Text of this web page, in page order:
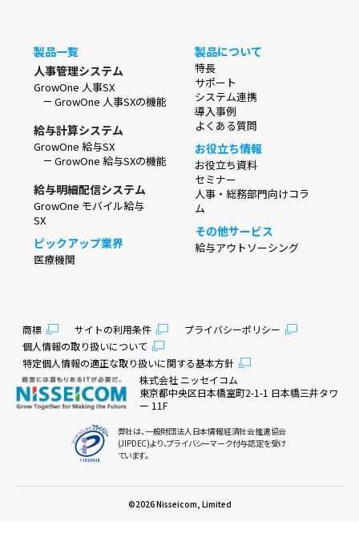
製品一覧
人事管理システム
GrowOne 人事SX
GrowOne 人事SXの機能
給与計算システム
GrowOne 給与SX
GrowOne 給与SXの機能
給与明細配信システム
GrowOne モバイル給与
SX
ピックアップ業界
医療機関
製品について
特長
サポート
システム連携
導入事例
よくある質問
お役立ち情報
お役立ち資料
セミナー
人事・総務部門向けコラ
ム
その他サービス
給与アウトソーシング
株式会社 ニッセイコム
東京都中央区日本橋室町2-1-1 日本橋三井タワ
ー 11F
弊社は、一般財団法人日本情報経済社会推進協会
(JIPDEC)より、プライバシーマーク付与認定を受け
ています。
商標 サイトの利用条件
プライバシーポリシー
個人情報の取り扱いについて
特定個人情報の適正な取り扱いに関する基本方針
©2026 Nisseicom, Limited